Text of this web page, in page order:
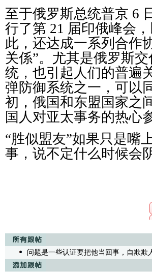
至于俄罗斯总统普京 6
行了第 21 届印俄峰会
此，还达成一系列合作
关係”。尤其是俄罗斯
统，也引起人们的普遍
弹防御系统之一，可以
初，俄国和东盟国家之
国人对亚太事务的热心
“胜似盟友”如果只是嘴
事，说不定什么时候会
问题是一些认证要把他当回事，自欺欺